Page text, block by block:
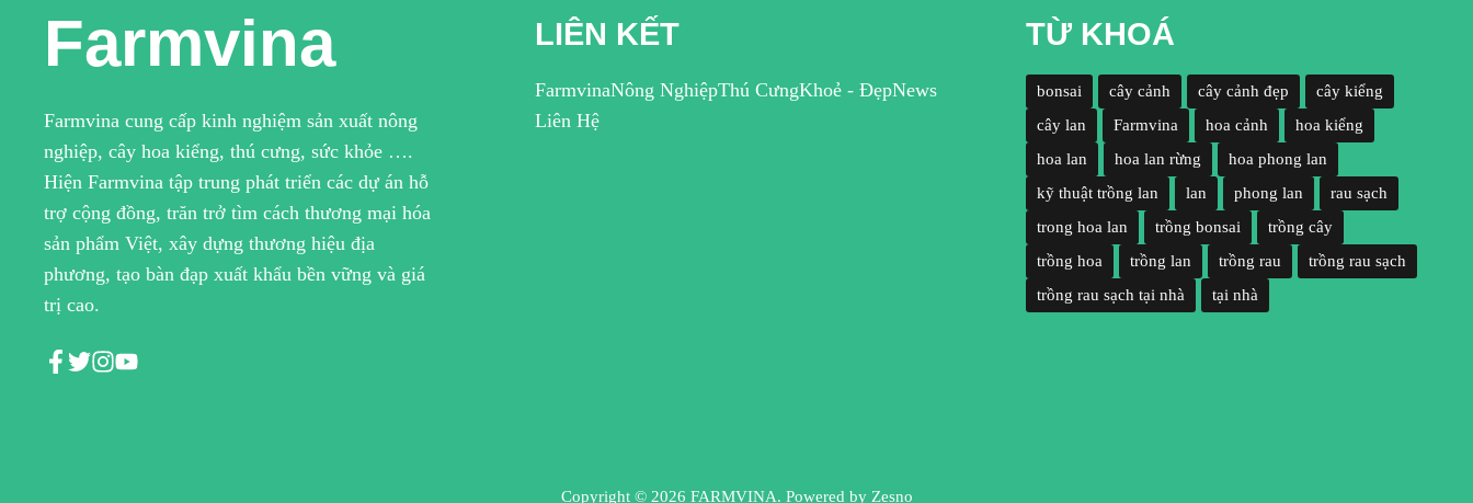
Farmvina
Farmvina cung cấp kinh nghiệm sản xuất nông
nghiệp, cây hoa kiểng, thú cưng, sức khỏe ….
Hiện Farmvina tập trung phát triển các dự án hỗ
trợ cộng đồng, trăn trở tìm cách thương mại hóa
sản phẩm Việt, xây dựng thương hiệu địa
phương, tạo bàn đạp xuất khẩu bền vững và giá
trị cao.
LIÊN KẾT
FarmvinaNông NghiệpThú CưngKhoẻ - ĐẹpNews
Liên Hệ
TỪ KHOÁ
bonsai cây cảnh cây cảnh đẹp
cây kiểng
cây lan
Farmvina hoa cảnh
hoa kiểng
hoa lan
hoa lan rừng
hoa phong lan
kỹ thuật trồng lan
lan phong lan
rau sạch
trong hoa lan
trồng bonsai
trồng cây
trồng hoa
trồng lan trồng rau
trồng rau sạch
trồng rau sạch tại nhà
tại nhà
Copyright © 2026 FARMVINA. Powered by Zesno